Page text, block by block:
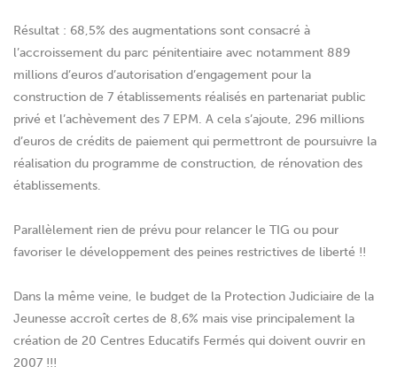
Résultat : 68,5% des augmentations sont consacré à
l’accroissement du parc pénitentiaire avec notamment 889
millions d’euros d’autorisation d’engagement pour la
construction de 7 établissements réalisés en partenariat public
privé et l’achèvement des 7 EPM. A cela s’ajoute, 296 millions
d’euros de crédits de paiement qui permettront de poursuivre la
réalisation du programme de construction, de rénovation des
établissements.
Parallèlement rien de prévu pour relancer le TIG ou pour
favoriser le développement des peines restrictives de liberté !!
Dans la même veine, le budget de la Protection Judiciaire de la
Jeunesse accroît certes de 8,6% mais vise principalement la
création de 20 Centres Educatifs Fermés qui doivent ouvrir en
2007 !!!